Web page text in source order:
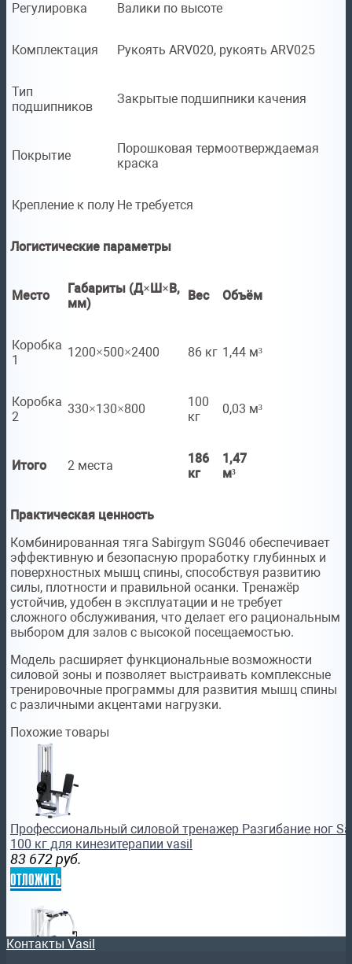
Регулировка Валики по высоте
Комплектация Рукоять ARV020, рукоять ARV025
Тип
подшипников
Закрытые подшипники качения
Покрытие
Порошковая термоотверждаемая
краска
Крепление к полу Не требуется
Логистические параметры
Место
Габариты (Д×Ш×В,
мм)
Вес Объём
Коробка
1
1200×500×2400 86 кг 1,44 м³
Коробка
2
330×130×800
100
кг
0,03 м³
Итого 2 места
186
кг
1,47
м³
Практическая ценность
Комбинированная тяга Sabirgym SG046 обеспечивает
эффективную и безопасную проработку глубинных и
поверхностных мышц спины, способствуя развитию
силы, плотности и правильной осанки. Тренажёр
устойчив, удобен в эксплуатации и не требует
сложного обслуживания, что делает его рациональным
выбором для залов с высокой посещаемостью.
Модель расширяет функциональные возможности
силовой зоны и позволяет выстраивать комплексные
тренировочные программы для развития мышц спины
с различными акцентами нагрузки.
Похожие товары
Профессиональный силовой тренажер Разгибание ног
100 кг для кинезитерапии vasil
83 672 руб.
отложить
Контакты Vasil